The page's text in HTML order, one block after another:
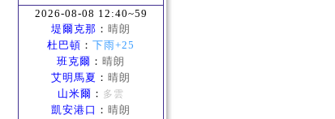
2026-08-08 12:40~59
堤爾克那 ： 晴朗
杜巴頓 ： 下雨+25
班克爾 ： 晴朗
艾明馬夏 ： 晴朗
山米爾 ： 多雲
凱安港口 ： 晴朗